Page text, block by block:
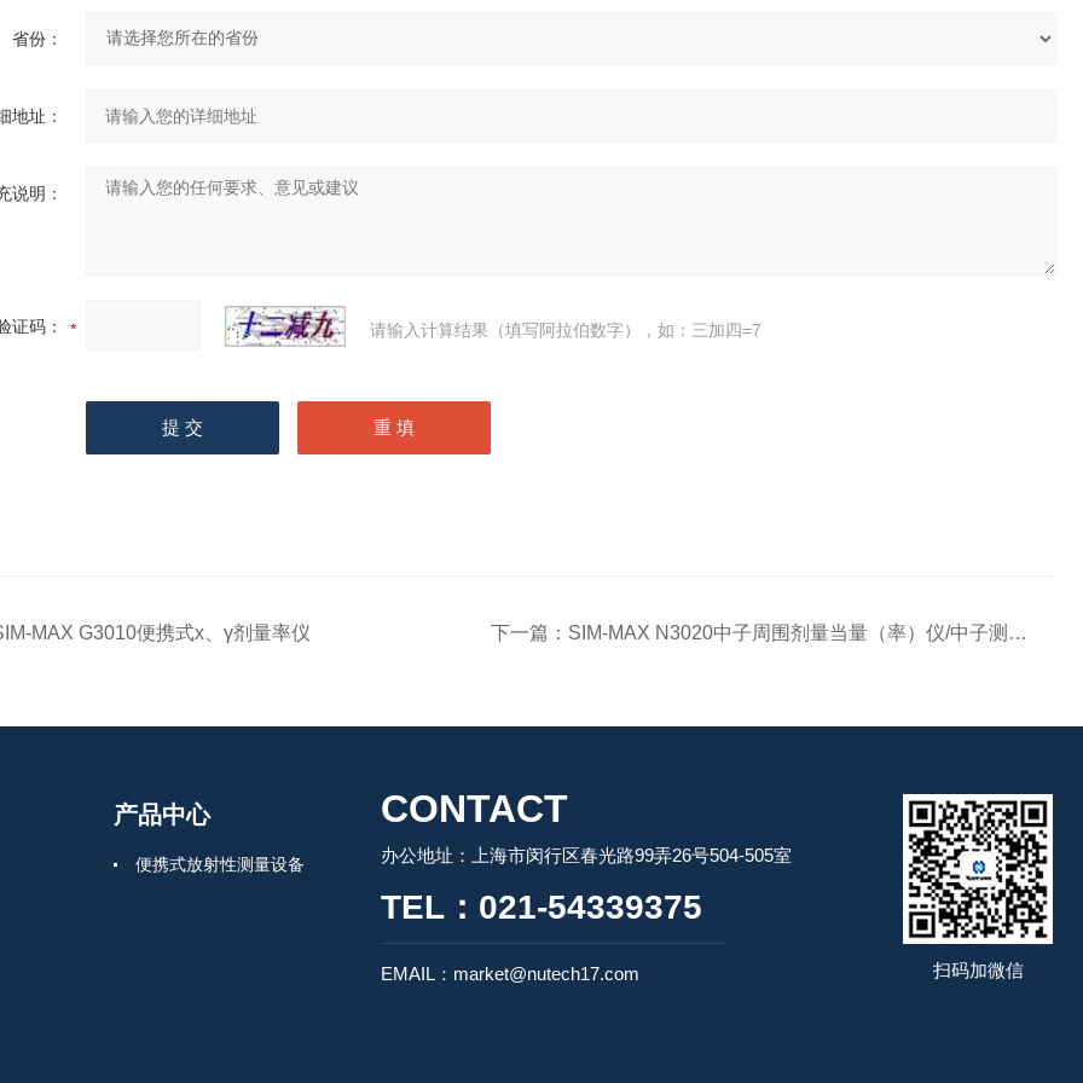
省份：
地址：
说明：
证码： 请输入计算结果（填写阿拉伯数字），如：三加四=7
MAX G3010便携式x、γ剂量率仪 下一篇： SIM-MAX N3020中子周围剂量当量（率）仪/中子测量仪
产品中心
便携式放射性测量设备
CONTACT
办公地址：上海市闵行区春光路99弄26号504-505室
TEL：021-54339375
EMAIL：market@nutech17.com 扫码加微信